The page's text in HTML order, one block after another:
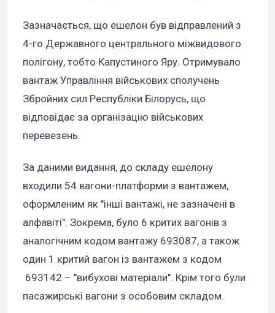
Зазначається, що ешелон був відправлений з
4-го Державного центрального міжвидового
полігону, тобто Капустиного Яру. Отримувало
вантаж Управління військових сполучень
Збройних сил Республіки Білорусь, що
відповідає за організацію військових
перевезень.
За даними видання, до складу ешелону
входили 54 вагони-платформи з вантажем,
оформленим як "інші вантажі, не зазначені в
алфавіті". Зокрема, було 6 критих вагонів з
аналогічним кодом вантажу 693087, а також
один 1 критий вагон із вантажем з кодом
693142 – "вибухові матеріали". Крім того були
пасажирські вагони з особовим складом.